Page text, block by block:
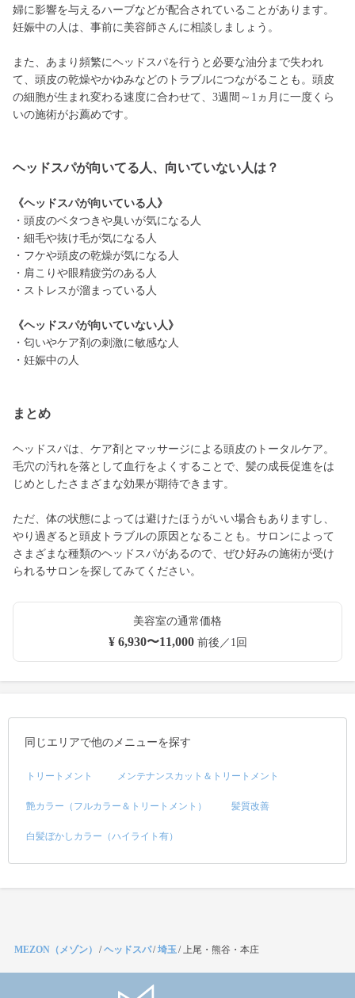
婦に影響を与えるハーブなどが配合されていることがあります。
妊娠中の人は、事前に美容師さんに相談しましょう。
また、あまり頻繁にヘッドスパを行うと必要な油分まで失われ
て、頭皮の乾燥やかゆみなどのトラブルにつながることも。頭皮
の細胞が生まれ変わる速度に合わせて、3週間～1ヵ月に一度くら
いの施術がお薦めです。
ヘッドスパが向いてる人、向いていない人は？
《ヘッドスパが向いている人》
・頭皮のベタつきや臭いが気になる人
・細毛や抜け毛が気になる人
・フケや頭皮の乾燥が気になる人
・肩こりや眼精疲労のある人
・ストレスが溜まっている人
《ヘッドスパが向いていない人》
・匂いやケア剤の刺激に敏感な人
・妊娠中の人
まとめ
ヘッドスパは、ケア剤とマッサージによる頭皮のトータルケア。
毛穴の汚れを落として血行をよくすることで、髪の成長促進をは
じめとしたさまざまな効果が期待できます。
ただ、体の状態によっては避けたほうがいい場合もありますし、
やり過ぎると頭皮トラブルの原因となることも。サロンによって
さまざまな種類のヘッドスパがあるので、ぜひ好みの施術が受け
られるサロンを探してみてください。
美容室の通常価格
¥ 6,930〜11,000前後／1回
同じエリアで他のメニューを探す
トリートメント メンテナンスカット＆トリートメント
艶カラー（フルカラー＆トリートメント） 髪質改善
白髪ぼかしカラー（ハイライト有）
MEZON（メゾン） /ヘッドスパ/埼玉 / 上尾・熊谷・本庄